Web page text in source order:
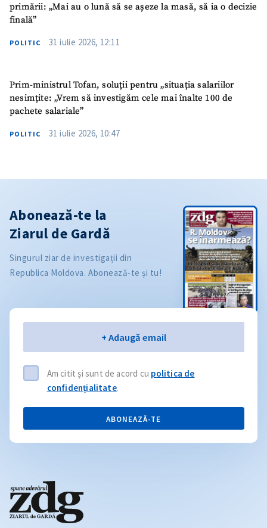
primării: „Mai au o lună să se așeze la masă, să ia o decizie
finală”
POLITIC 31 iulie 2026, 12:11
Prim-ministrul Tofan, soluții pentru „situația salariilor
nesimțite: „Vrem să investigăm cele mai înalte 100 de
pachete salariale”
POLITIC 31 iulie 2026, 10:47
Abonează-te la
Ziarul de Gardă
Singurul ziar de investigații din
Republica Moldova. Abonează-te și tu!
+ Adaugă email
Am citit și sunt de acord cu politica de
confidențialitate.
ABONEAZĂ-TE